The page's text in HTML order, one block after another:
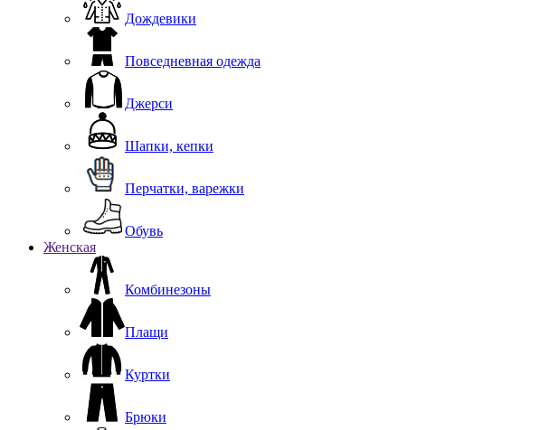
Дождевики
Повседневная одежда
Джерси
Шапки, кепки
Перчатки, варежки
Обувь
Женская
Комбинезоны
Плащи
Куртки
Брюки